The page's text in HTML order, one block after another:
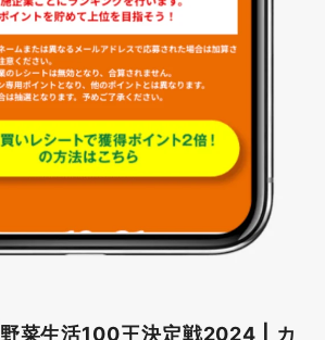
野菜生活100王決定戦2024 | カ